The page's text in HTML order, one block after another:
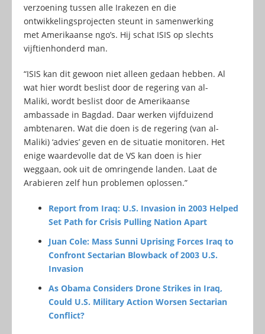
verzoening tussen alle Irakezen en die
ontwikkelingsprojecten steunt in samenwerking
met Amerikaanse ngo’s. Hij schat ISIS op slechts
vijftienhonderd man.
“ISIS kan dit gewoon niet alleen gedaan hebben. Al
wat hier wordt beslist door de regering van al-
Maliki, wordt beslist door de Amerikaanse
ambassade in Bagdad. Daar werken vijfduizend
ambtenaren. Wat die doen is de regering (van al-
Maliki) ‘advies’ geven en de situatie monitoren. Het
enige waardevolle dat de VS kan doen is hier
weggaan, ook uit de omringende landen. Laat de
Arabieren zelf hun problemen oplossen.”
Report from Iraq: U.S. Invasion in 2003 Helped
Set Path for Crisis Pulling Nation Apart
Juan Cole: Mass Sunni Uprising Forces Iraq to
Confront Sectarian Blowback of 2003 U.S.
Invasion
As Obama Considers Drone Strikes in Iraq,
Could U.S. Military Action Worsen Sectarian
Conflict?